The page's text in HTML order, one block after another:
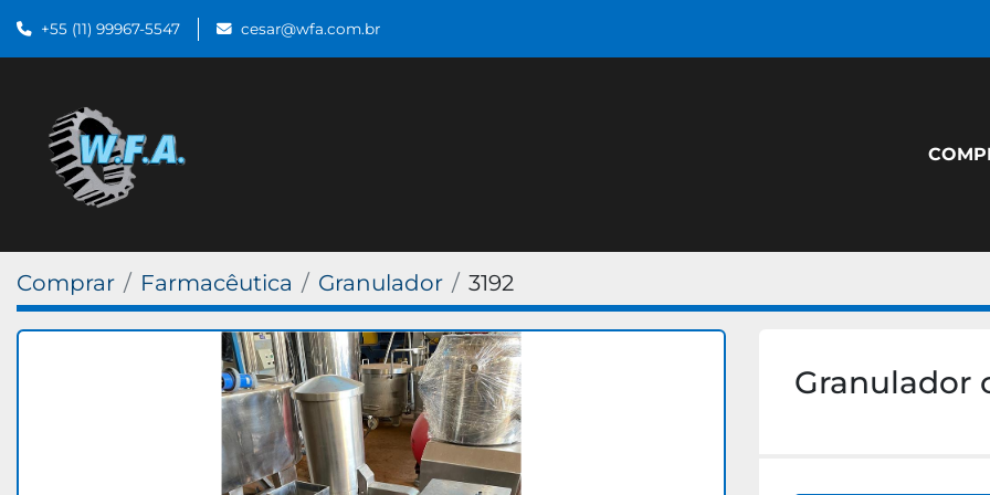
+55 (11) 99967-5547 cesar@wfa.com.br
Comprar Farmacêutica Granulador 3192
Granulador